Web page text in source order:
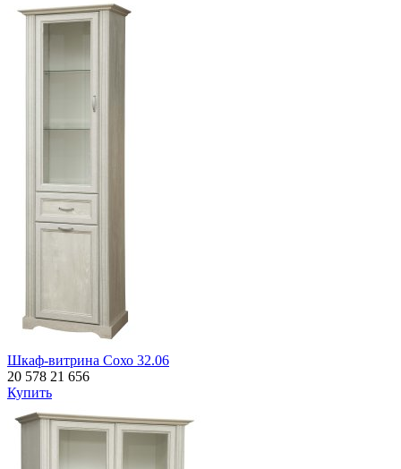
Шкаф-витрина Сохо 32.06
20 578 21 656
Купить